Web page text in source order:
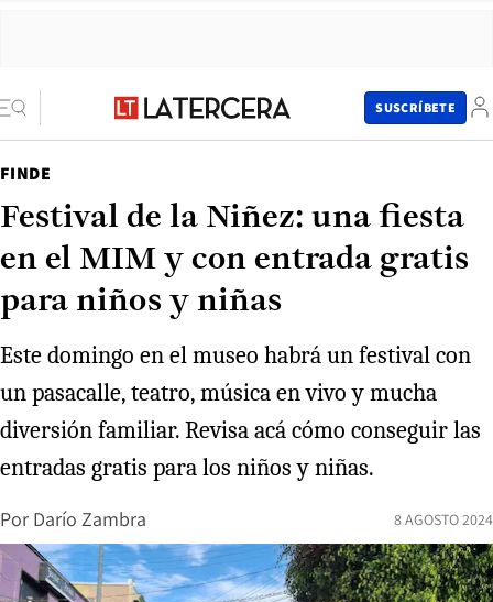
SUSCRÍBETE
FINDE
Festival de la Niñez: una fiesta
en el MIM y con entrada gratis
para niños y niñas
Este domingo en el museo habrá un festival con
un pasacalle, teatro, música en vivo y mucha
diversión familiar. Revisa acá cómo conseguir las
entradas gratis para los niños y niñas.
Por Darío Zambra 8 AGOSTO 2024